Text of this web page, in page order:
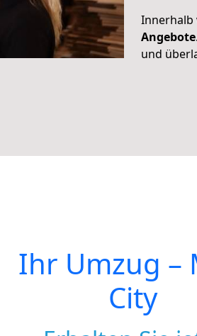
Innerhalb
Angebote
und
Ihr Umzug –
City